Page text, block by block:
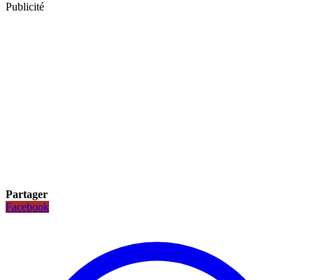
Publicité
Partager
Facebook